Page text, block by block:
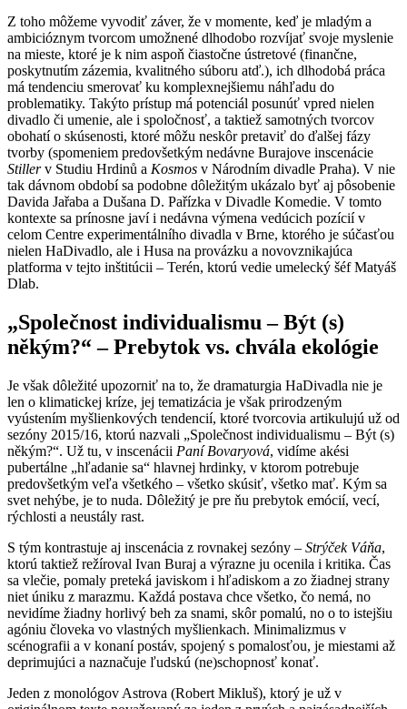
Z toho môžeme vyvodiť záver, že v momente, keď je mladým a
ambicióznym tvorcom umožnené dlhodobo rozvíjať svoje myslenie
na mieste, ktoré je k nim aspoň čiastočne ústretové (finančne,
poskytnutím zázemia, kvalitného súboru atď.), ich dlhodobá práca
má tendenciu smerovať ku komplexnejšiemu náhľadu do
problematiky. Takýto prístup má potenciál posunúť vpred nielen
divadlo či umenie, ale i spoločnosť, a taktiež samotných tvorcov
obohatí o skúsenosti, ktoré môžu neskôr pretaviť do ďalšej fázy
tvorby (spomeniem predovšetkým nedávne Burajove inscenácie
Stillerv Studiu Hrdinů a Kosmos v Národním divadle Praha). V nie
tak dávnom období sa podobne dôležitým ukázalo byť aj pôsobenie
Davida Jařaba a Dušana D. Pařízka v Divadle Komedie. V tomto
kontexte sa prínosne javí i nedávna výmena vedúcich pozícií v
celom Centre experimentálního divadla v Brne, ktorého je súčasťou
nielen HaDivadlo, ale i Husa na provázku a novovznikajúca
platforma v tejto inštitúcii – Terén, ktorú vedie umelecký šéf Matyáš
Dlab.
„Společnost individualismu – Být (s)
někým?“ – Prebytok vs. chvála ekológie
Je však dôležité upozorniť na to, že dramaturgia HaDivadla nie je
len o klimatickej kríze, jej tematizácia je však prirodzeným
vyústením myšlienkových tendencií, ktoré tvorcovia artikulujú už od
sezóny 2015/16, ktorú nazvali „Společnost individualismu – Být (s)
někým?“. Už tu, v inscenácii Paní Bovaryová, vidíme akési
pubertálne „hľadanie sa“ hlavnej hrdinky, v ktorom potrebuje
predovšetkým veľa všetkého – všetko skúsiť, všetko mať. Kým sa
svet nehýbe, je to nuda. Dôležitý je pre ňu prebytok emócií, vecí,
rýchlosti a neustály rast.
S tým kontrastuje aj inscenácia z rovnakej sezóny – Strýček Váňa,
ktorú taktiež režíroval Ivan Buraj a výrazne ju ocenila i kritika. Čas
sa vlečie, pomaly preteká javiskom i hľadiskom a zo žiadnej strany
niet úniku z marazmu. Každá postava chce všetko, čo nemá, no
nevidíme žiadny horlivý beh za snami, skôr pomalú, no o to istejšiu
agóniu človeka vo vlastných myšlienkach. Minimalizmus v
scénografii a v konaní postáv, spojený s pomalosťou, je miestami až
deprimujúci a naznačuje ľudskú (ne)schopnosť konať.
Jeden z monológov Astrova (Robert Mikluš), ktorý je už v